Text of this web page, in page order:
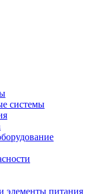
системы
элементы питания